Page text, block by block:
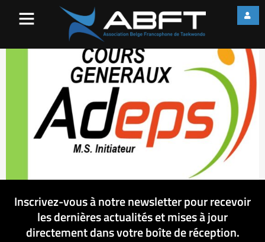
Inscrivez-vous à notre newsletter pour recevoir
les dernières actualités et mises à jour
directement dans votre boîte de réception.